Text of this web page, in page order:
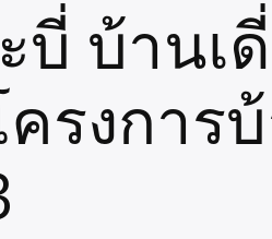
บี่ บ้านเ
รงการ